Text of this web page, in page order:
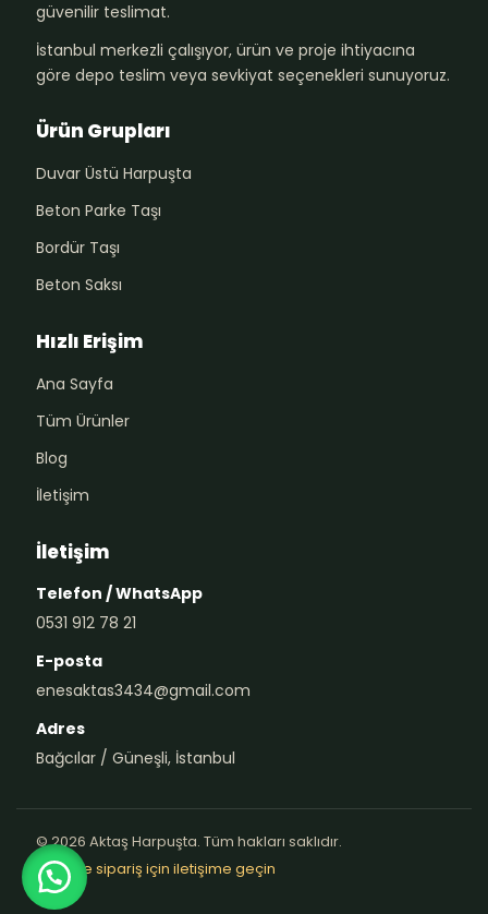
güvenilir teslimat.
İstanbul merkezli çalışıyor, ürün ve proje ihtiyacına
göre depo teslim veya sevkiyat seçenekleri sunuyoruz.
Ürün Grupları
Duvar Üstü Harpuşta
Beton Parke Taşı
Bordür Taşı
Beton Saksı
Hızlı Erişim
Ana Sayfa
Tüm Ürünler
Blog
İletişim
İletişim
Telefon / WhatsApp
0531 912 78 21
E-posta
enesaktas3434@gmail.com
Adres
Bağcılar / Güneşli, İstanbul
© 2026 Aktaş Harpuşta. Tüm hakları saklıdır.
Teklif ve sipariş için iletişime geçin